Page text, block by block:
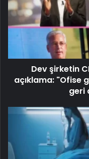
Dev şirketin
açıklama: "Ofise
geri